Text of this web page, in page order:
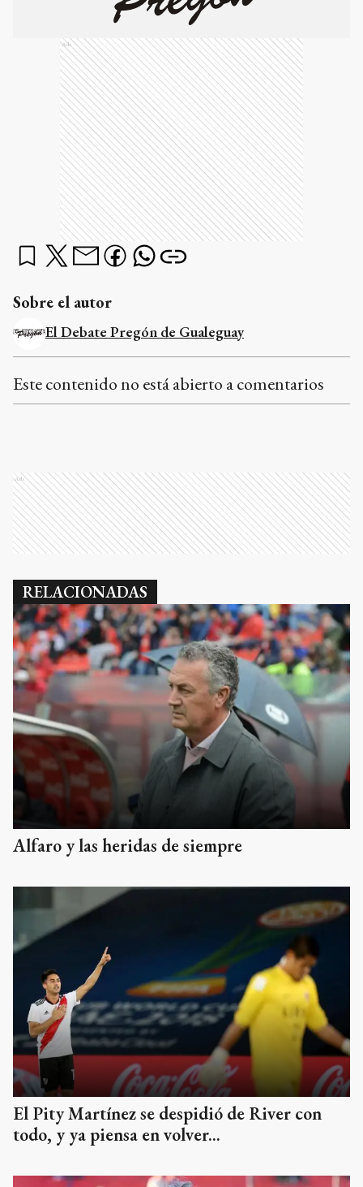
Ads
Sobre el autor
El Debate Pregón de Gualeguay
Este contenido no está abierto a comentarios
Ads
RELACIONADAS
Alfaro y las heridas de siempre
El Pity Martínez se despidió de River con
todo, y ya piensa en volver...